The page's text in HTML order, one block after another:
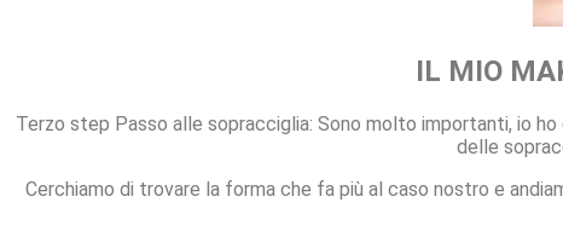
IL MIO
Terzo step Passo alle sopracciglia: Sono molto importanti, io
delle
Cerchiamo di trovare la forma che fa più al caso nostro e